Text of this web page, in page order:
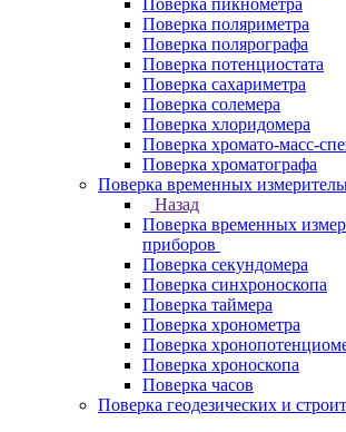
Поверка пикнометра
Поверка поляриметра
Поверка полярографа
Поверка потенциостата
Поверка сахариметра
Поверка солемера
Поверка хлоридомера
Поверка хромато-масс-
Поверка хроматографа
Поверка временных
Назад
Поверка временных
приборов
Поверка секундомера
Поверка синхроноскопа
Поверка таймера
Поверка хронометра
Поверка
Поверка хроноскопа
Поверка часов
Поверка геодезических и